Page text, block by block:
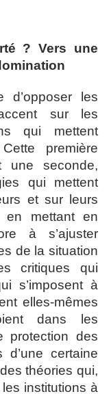
? Vers une
d’opposer les
sur les
qui mettent
première
une seconde,
qui mettent
et sur leurs
en mettant en
à s’ajuster
de la situation
critiques qui
s’imposent à
elles-mêmes
dans les
protection des
d’une certaine
théories qui,
institutions à